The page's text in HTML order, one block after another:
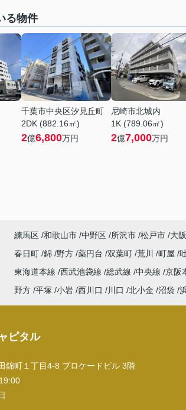
る物件
千葉市中央区汐見丘町
2DK (882.16㎡)
2億6,800万円
尼崎市北城内
1K (789.06㎡)
2億7,000万円
練馬区 和歌山市 中野区 所沢市 松戸市 大
春日町 錦 野方 薬円台 双葉町 荒川 町屋
東海道本線 西武池袋線 総武線 中央線 京阪
野方 平塚 小岩 西川口 川口 北小金 沼袋
ピタル
錦町１丁目4-8 ブロケードビル 3階